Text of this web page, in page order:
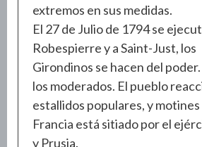
extremos en sus medidas.
El 27 de Julio de 1794 se
Robespierre y a Saint-Just, los
Girondinos se hacen del
los moderados. El pueblo
estallidos populares, y
Francia está sitiado por el
y Prusia.